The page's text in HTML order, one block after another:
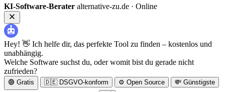
KI-Software-Berater alternative-zu.de · Online
Hey! 👋 Ich helfe dir, das perfekte Tool zu finden – kostenlos und
unabhängig.
Welche Software suchst du, oder womit bist du gerade nicht
zufrieden?
🟢 Gratis 🇩🇪 DSGVO-konform ⚙️ Open Source 💸 Günstigste